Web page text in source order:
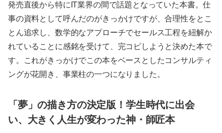
発売直後から特にIT業界の間で話題となっていた本書。仕
事の資料として呼んだのがきっかけですが、合理性をとこ
とん追求し、数学的なアプローチでセールス工程を紐解か
れていることに感銘を受けて、完コピしようと決めた本で
す。これがきっかけでこの本をベースとしたコンサルティ
ングが花開き、事業柱の一つになりました。
「夢」の描き方の決定版！学生時代に出会
い、大きく人生が変わった神・師匠本